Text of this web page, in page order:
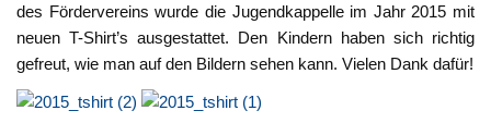
des Fördervereins wurde die Jugendkappelle im Jahr 2015 mit
neuen T-Shirt’s ausgestattet. Den Kindern haben sich richtig
gefreut, wie man auf den Bildern sehen kann. Vielen Dank dafür!